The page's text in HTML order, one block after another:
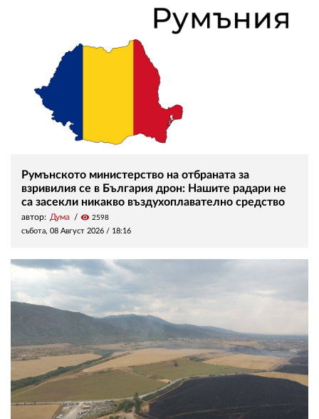
Румънското министерство на отбраната за
взривилия се в България дрон: Нашите радари не
са засекли никакво въздухоплавателно средство
автор: Дума visibility 2598
събота, 08 Август 2026 / 18:16